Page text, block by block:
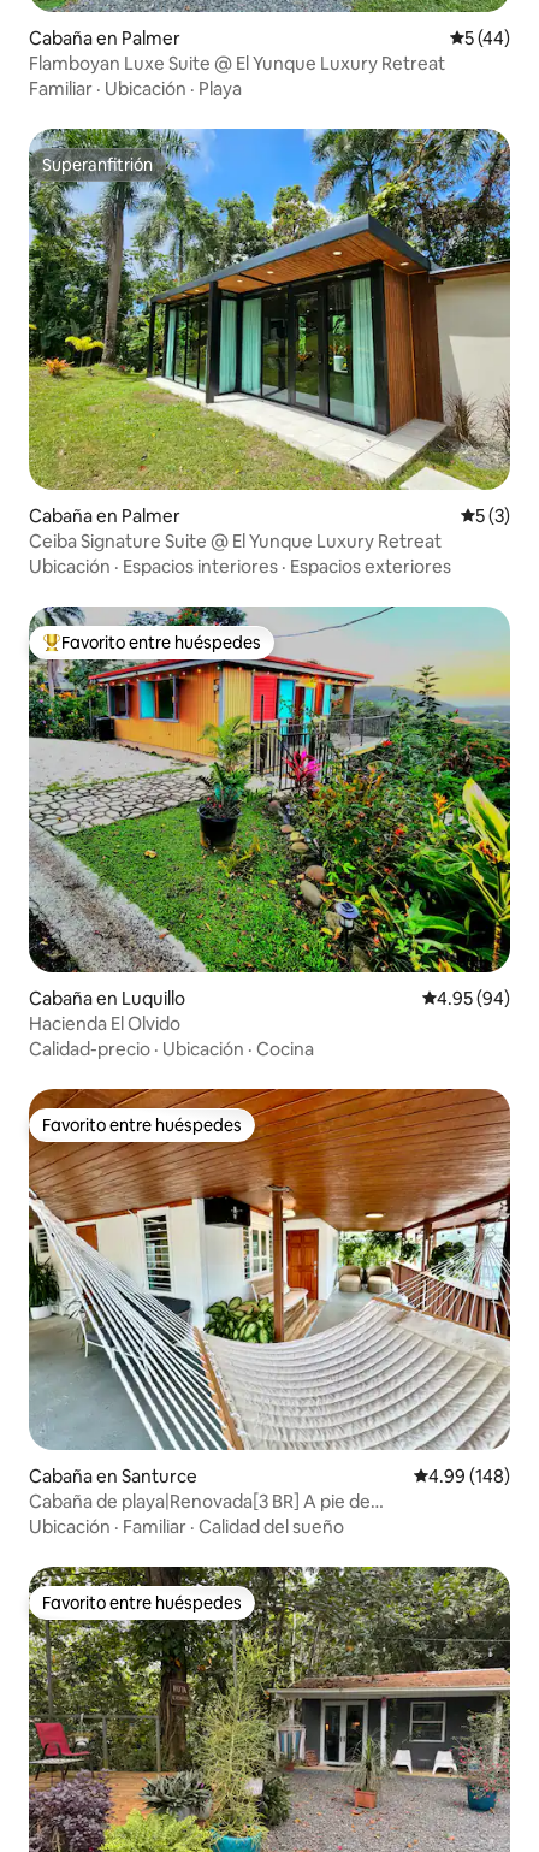
Cabaña en Palmer
5 (44)
Flamboyan Luxe Suite @ El Yunque Luxury Retreat
Familiar · Ubicación · Playa
Superanfitrión
Superanfitrión
Cabaña en Palmer
5 (3)
Ceiba Signature Suite @ El Yunque Luxury Retreat
Ubicación · Espacios interiores · Espacios exteriores
Favorito entre huéspedes preferido
Favorito entre huéspedes
Cabaña en Luquillo Calificación
4.95 (94)
Hacienda El Olvido
Calidad-precio · Ubicación · Cocina
Favorito entre huéspedes
Favorito entre huéspedes
Cabaña en Santurce Calificación
4.99 (148)
Cabaña de playa|Renovada[3 BR] A pie de
playa+aparcamiento cerrado
Ubicación · Familiar · Calidad del sueño
Favorito entre huéspedes
Favorito entre huéspedes